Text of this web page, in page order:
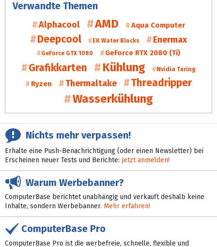
Verwandte Themen
Alphacool AMD Aqua Computer
Deepcool EK Water Blocks Enermax
GeForce GTX 1080 GeForce RTX 2080 (Ti)
Grafikkarten Kühlung Nvidia Turing
Ryzen Thermaltake Threadripper
Wasserkühlung
Nichts mehr verpassen!
Erhalte eine Push-Benachrichtigung (oder einen Newsletter) bei
Erscheinen neuer Tests und Berichte: Jetzt anmelden!
Warum Werbebanner?
ComputerBase berichtet unabhängig und verkauft deshalb keine
Inhalte, sondern Werbebanner. Mehr erfahren!
ComputerBase Pro
ComputerBase Pro ist die werbefreie, schnelle, flexible und